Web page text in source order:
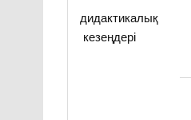
дидактикалық
кезеңдері